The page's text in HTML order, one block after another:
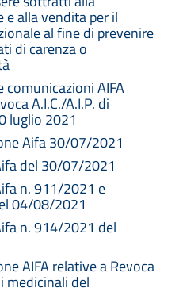
e alla vendita per il
al fine di prevenire
di carenza o
comunicazioni AIFA
A.I.C./A.I.P. di
luglio 2021
Aifa 30/07/2021
del 30/07/2021
n. 911/2021 e
04/08/2021
n. 914/2021 del
AIFA relative a Revoca
medicinali del